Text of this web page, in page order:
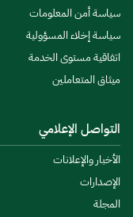
سياسة أمن المعلومات
سياسة إخلاء المسؤولية
اتفاقية مستوى الخدمة
ميثاق المتعاملين
التواصل الإعلامي
الأخبار والإعلانات
الإصدارات
المجلة